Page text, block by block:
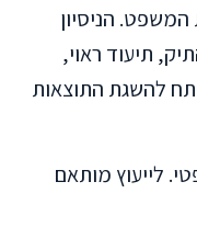
הניסיון
תיעוד ראוי,
להשגת התוצאות
לייעוץ מותאם